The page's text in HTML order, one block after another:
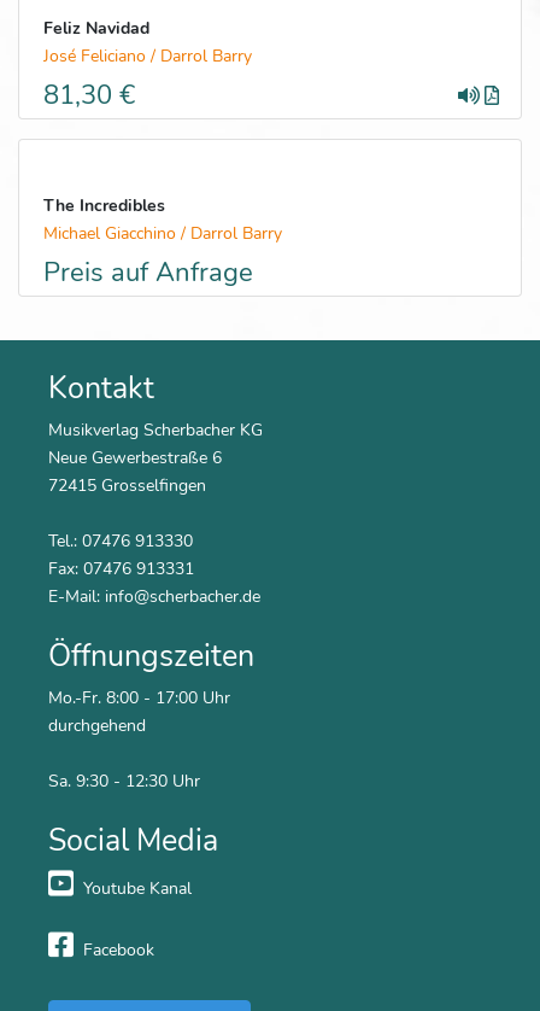
Feliz Navidad
José Feliciano / Darrol Barry
81,30 €
The Incredibles
Michael Giacchino / Darrol Barry
Preis auf Anfrage
Kontakt
Musikverlag Scherbacher KG
Neue Gewerbestraße 6
72415 Grosselfingen
Tel.: 07476 913330
Fax: 07476 913331
E-Mail: info@scherbacher.de
Öffnungszeiten
Mo.-Fr. 8:00 - 17:00 Uhr
durchgehend
Sa. 9:30 - 12:30 Uhr
Social Media
Youtube Kanal
Facebook